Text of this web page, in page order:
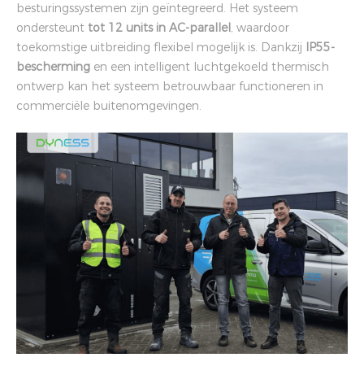
besturingssystemen zijn geïntegreerd. Het systeem
ondersteunt tot 12 units in AC-parallel, waardoor
toekomstige uitbreiding flexibel mogelijk is. Dankzij IP55-
bescherming en een intelligent luchtgekoeld thermisch
ontwerp kan het systeem betrouwbaar functioneren in
commerciële buitenomgevingen.